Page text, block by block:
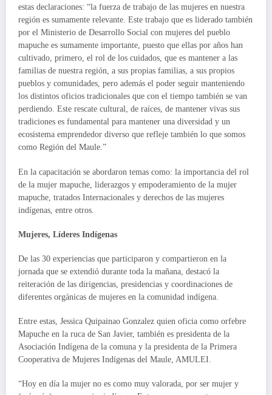
estas declaraciones: “la fuerza de trabajo de las mujeres en nuestra
región es sumamente relevante. Este trabajo que es liderado también
por el Ministerio de Desarrollo Social con mujeres del pueblo
mapuche es sumamente importante, puesto que ellas por años han
cultivado, primero, el rol de los cuidados, que es mantener a las
familias de nuestra región, a sus propias familias, a sus propios
pueblos y comunidades, pero además el poder seguir manteniendo
los distintos oficios tradicionales que con el tiempo también se van
perdiendo. Este rescate cultural, de raíces, de mantener vivas sus
tradiciones es fundamental para mantener una diversidad y un
ecosistema emprendedor diverso que refleje también lo que somos
como Región del Maule.”
En la capacitación se abordaron temas como: la importancia del rol
de la mujer mapuche, liderazgos y empoderamiento de la mujer
mapuche, tratados Internacionales y derechos de las mujeres
indígenas, entre otros.
Mujeres, Líderes Indígenas
De las 30 experiencias que participaron y compartieron en la
jornada que se extendió durante toda la mañana, destacó la
reiteración de las dirigencias, presidencias y coordinaciones de
diferentes orgánicas de mujeres en la comunidad indígena.
Entre estas, Jessica Quipainao Gonzalez quien oficia como orfebre
Mapuche en la ruca de San Javier, también es presidenta de la
Asociación Indígena de la comuna y la presidenta de la Primera
Cooperativa de Mujeres Indígenas del Maule, AMULEI.
“Hoy en día la mujer no es como muy valorada, por ser mujer y